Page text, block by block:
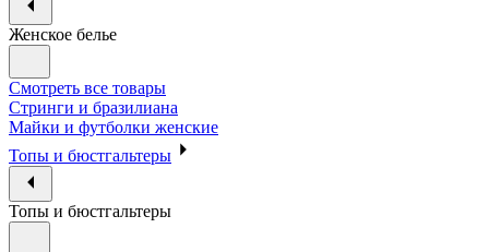
Женское белье
Смотреть все товары
Стринги и бразилиана
Майки и футболки женские
Топы и бюстгальтеры
Топы и бюстгальтеры